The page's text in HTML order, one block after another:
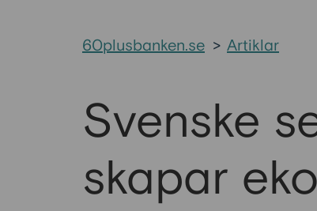
60plusbanken.se > Artiklar
Svenske
skapar